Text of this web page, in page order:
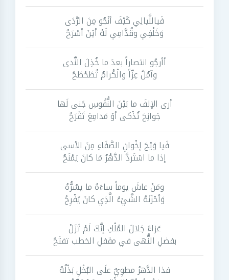
فَياللَّيالِي كَيْفَ أنْجُو مِنَ الرَّدَى
وَخَلْفِي وقُدَّامِي لَهُ أيْنَ أسْرَحُ
أأرجُو انتصاراً بعدَ ما خُذِلَ النَّدى
وآمُلُ عِزّاً والْكُرامُ تُطَحْطَحُ
أرى الإلفَ ما بَيْنَ النُّفُوسِ جَنى لَها
جَوانِحَ تُذْكى أوْ مَدامِعَ تَقْرَحُ
فَيا وَيْحَ إخْوانِ الصَّفَاءِ مِنَ الأسى
إذا ما اسْتَردَّ الدَّهْرُ مَا كانَ يَمْنَحُ
ومَنْ عاشَ يوماً ساءَهُ ما يسُرُّهُ
وَأحْزَنَهُ الشَّيْءُ الَّذِي كانَ يُفْرِحُ
عَزاءً جَلالَ المُلْكِ إنَّكَ لَمْ تَزَلْ
بفضلِ النُّهى في مقفلِ الخطب تفتَحُ
فذا الدَّهرُ مطوِيٌ علَى البُخْلِ بَذْلُهُ